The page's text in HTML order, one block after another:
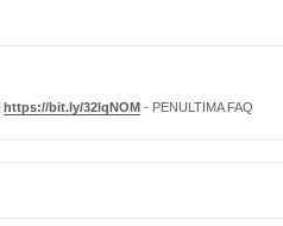
https://bit.ly/32lqNOM - PENULTIMA FAQ